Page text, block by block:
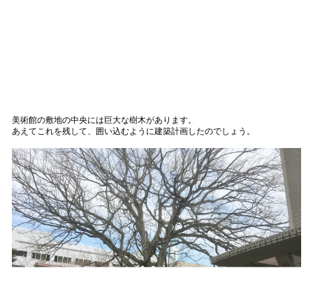
美術館の敷地の中央には巨大な樹木があります。
あえてこれを残して、囲い込むように建築計画したのでしょう。